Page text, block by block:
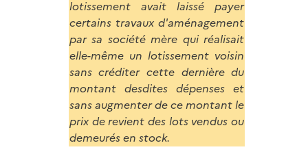
lotissement avait laissé payer
certains travaux d'aménagement
par sa société mère qui réalisait
elle-même un lotissement voisin
sans créditer cette dernière du
montant desdites dépenses et
sans augmenter de ce montant le
prix de revient des lots vendus ou
demeurés en stock.